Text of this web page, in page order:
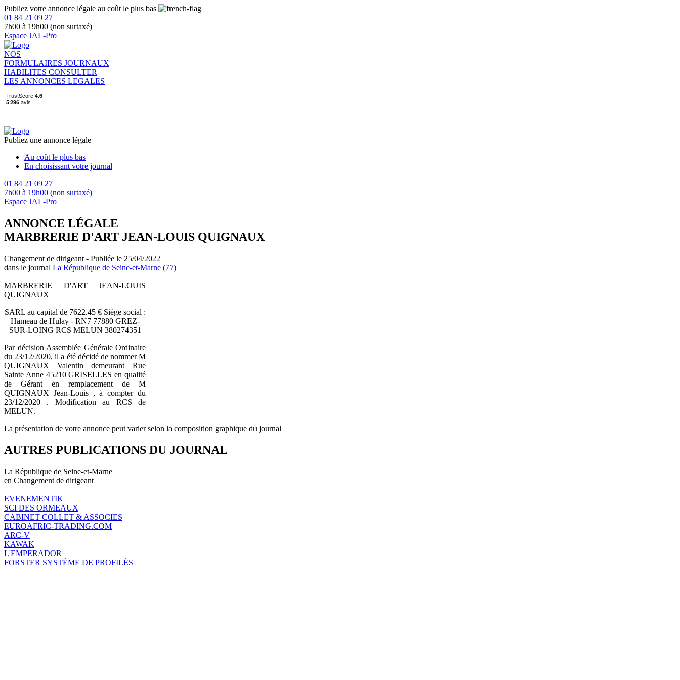
Publiez votre annonce légale au coût le plus bas
01 84 21 09 27
7h00 à 19h00 (non surtaxé)
Espace JAL-Pro
NOS
FORMULAIRES JOURNAUX
HABILITES CONSULTER
LES ANNONCES LEGALES
Publiez une annonce légale
Au coût le plus bas
En choisissant votre journal
01 84 21 09 27
7h00 à 19h00 (non surtaxé)
Espace JAL-Pro
ANNONCE LÉGALE
MARBRERIE D'ART JEAN-LOUIS QUIGNAUX
Changement de dirigeant - Publiée le 25/04/2022
dans le journal La République de Seine-et-Marne (77)
MARBRERIE D'ART JEAN-LOUIS
QUIGNAUX
SARL au capital de 7622.45 € Siège social :
Hameau de Hulay - RN7 77880 GREZ-
SUR-LOING RCS MELUN 380274351
Par décision Assemblée Générale Ordinaire
du 23/12/2020, il a été décidé de nommer M
QUIGNAUX Valentin demeurant Rue
Sainte Anne 45210 GRISELLES en qualité
de Gérant en remplacement de M
QUIGNAUX Jean-Louis , à compter du
23/12/2020 . Modification au RCS de
MELUN.
La présentation de votre annonce peut varier selon la composition graphique du journal
AUTRES PUBLICATIONS DU JOURNAL
La République de Seine-et-Marne
en Changement de dirigeant
EVENEMENTIK
SCI DES ORMEAUX
CABINET COLLET & ASSOCIES
EUROAFRIC-TRADING.COM
ARC-V
KAWAK
L'EMPERADOR
FORSTER SYSTÈME DE PROFILÉS